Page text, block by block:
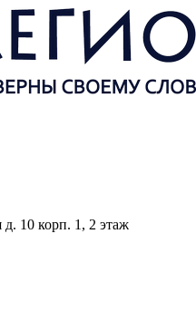
10 корп. 1, 2 этаж